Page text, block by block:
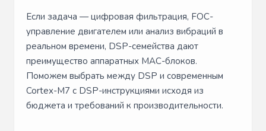
Если задача — цифровая фильтрация, FOC-
управление двигателем или анализ вибраций в
реальном времени, DSP-семейства дают
преимущество аппаратных MAC-блоков.
Поможем выбрать между DSP и современным
Cortex-M7 с DSP-инструкциями исходя из
бюджета и требований к производительности.